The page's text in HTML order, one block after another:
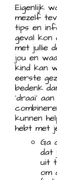
Eigenlijk
mezelf
tips en
geval kon
met jullie
jou en
kind kan
eerste
bedenk
‘draai’
kunnen
hebt met
Ga
dat
uit
om